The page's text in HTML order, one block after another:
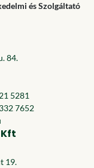
és Szolgáltató
84.
5281
7652
19.